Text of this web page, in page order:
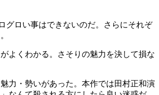
グロい事はできないのだ。さらにそれぞ
よくわかる。さそりの魅力を決して損な
力・勢いがあった。本作では田村正和演